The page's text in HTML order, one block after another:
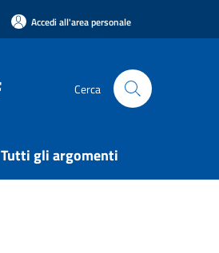
Accedi all'area personale
Cerca
Tutti gli argomenti